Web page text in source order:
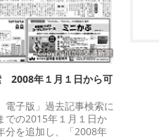
2008年１月１日から可
子版」過去記事検索に
での2015年１月１日か
分を追加し、「2008年